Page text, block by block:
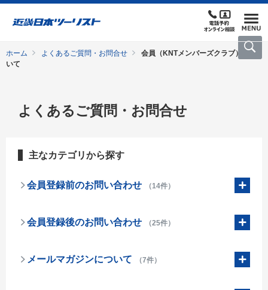
ホーム よくあるご質問・お問合せ
会員（KNTメンバーズクラブ）につ
いて
よくあるご質問・お問合せ
主なカテゴリから探す
会員登録前のお問い合わせ （14件）
会員登録後のお問い合わせ （25件）
メールマガジンについて （7件）